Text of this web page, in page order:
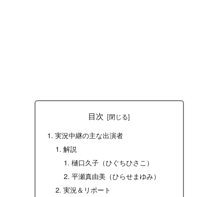
目次
実況中継の主な出演者
解説
樋口久子（ひぐちひさこ）
平瀬真由美（ひらせまゆみ）
実況＆リポート